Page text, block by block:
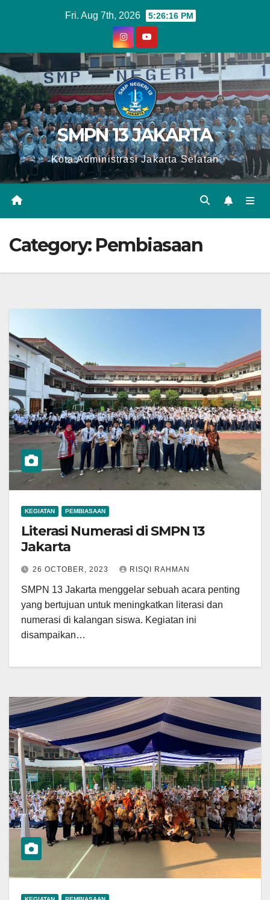
Fri. Aug 7th, 2026 5:26:17 PM
SMPN 13 JAKARTA
Kota Administrasi Jakarta Selatan
Category: Pembiasaan
KEGIATAN PEMBIASAAN
Literasi Numerasi di SMPN 13
Jakarta
26 OCTOBER, 2023 RISQI RAHMAN
SMPN 13 Jakarta menggelar sebuah acara penting
yang bertujuan untuk meningkatkan literasi dan
numerasi di kalangan siswa. Kegiatan ini
disampaikan…